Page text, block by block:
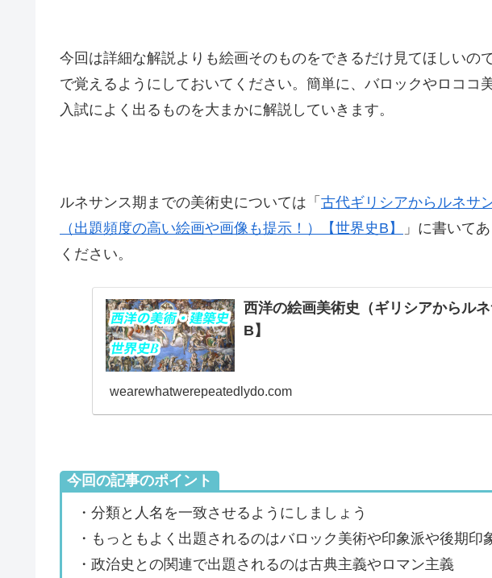
今回は詳細な解説よりも絵画そのものをできるだけ見てほしいの
で覚えるようにしておいてください。簡単に、バロックやロココ
入試によく出るものを大まかに解説していきます。
ルネサンス期までの美術史については「 古代ギリシアからルネサ
（出題頻度の高い絵画や画像も提示！）【世界史B】
」に書いて
ください。
西洋の絵画美術史（ギリシアからル
B】
wearewhatwerepeatedlydo.com
今回の記事のポイント
・分類と人名を一致させるようにしましょう
・もっともよく出題されるのはバロック美術や印象派や後期印
・政治史との関連で出題されるのは古典主義やロマン主義